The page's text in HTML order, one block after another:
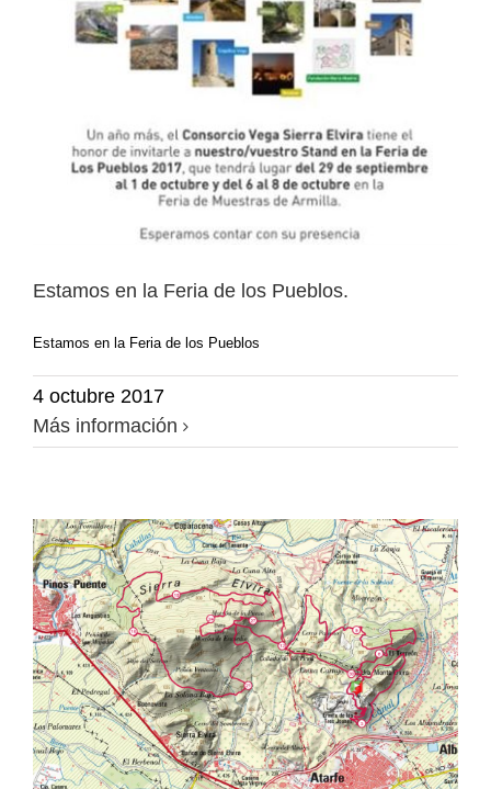
Estamos en la Feria de los Pueblos.
Estamos en la Feria de los Pueblos
4 octubre 2017
Más información